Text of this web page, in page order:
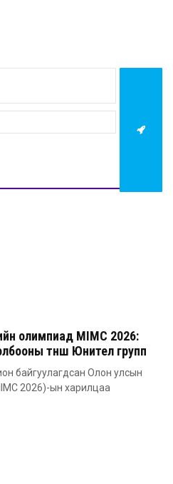
олимпиад MIMC 2026:
түнш Юнител групп
байгуулагдсан Олон улсын
2026)-ын харилцаа